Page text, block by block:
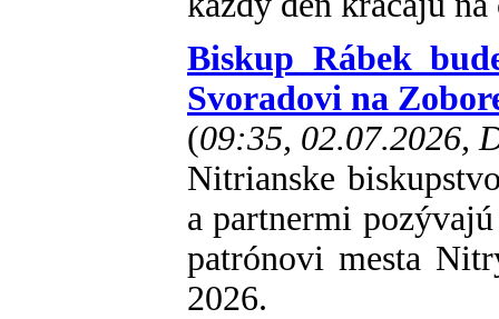
Biskup Rábek
Svoradovi na
(09:35, 02.07.2026,
Nitrianske
a partnermi
patrónovi mesta
2026.